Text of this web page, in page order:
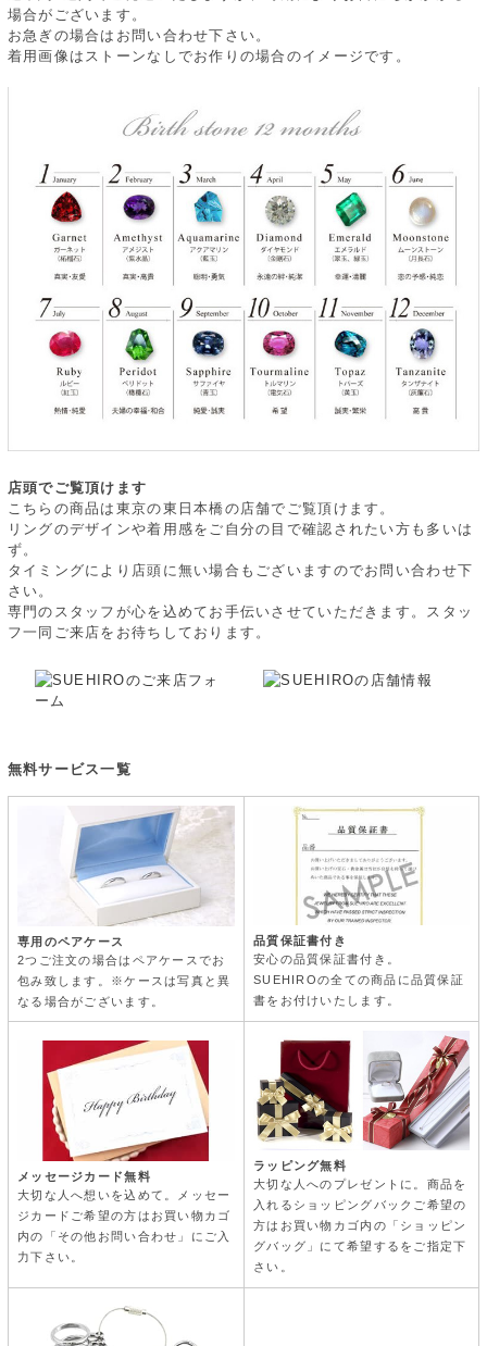
場合がございます。
お急ぎの場合はお問い合わせ下さい。
着用画像はストーンなしでお作りの場合のイメージです。
店頭でご覧頂けます
こちらの商品は東京の東日本橋の店舗でご覧頂けます。
リングのデザインや着用感をご自分の目で確認されたい方も多いは
ず。
タイミングにより店頭に無い場合もございますのでお問い合わせ下
さい。
専門のスタッフが心を込めてお手伝いさせていただきます。スタッ
フ一同ご来店をお待ちしております。
無料サービス一覧
専用のペアケース
2つご注文の場合はペアケースでお
包み致します。※ケースは写真と異
なる場合がございます。
品質保証書付き
安心の品質保証書付き。
SUEHIROの全ての商品に品質保証
書をお付けいたします。
メッセージカード無料
大切な人へ想いを込めて。メッセー
ジカードご希望の方はお買い物カゴ
内の「その他お問い合わせ」にご入
力下さい。
ラッピング無料
大切な人へのプレゼントに。商品を
入れるショッピングバックご希望の
方はお買い物カゴ内の「ショッピン
グバッグ」にて希望するをご指定下
さい。